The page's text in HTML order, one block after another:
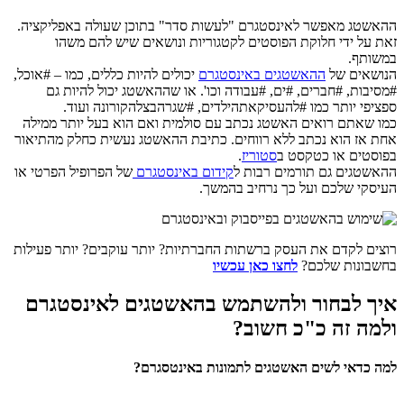
ההאשטג מאפשר לאינסטגרם "לעשות סדר" בתוכן שעולה באפליקציה.
זאת על ידי חלוקת הפוסטים לקטגוריות ונושאים שיש להם משהו
במשותף.
הנושאים של ההאשטגים באינסטגרם יכולים להיות כללים, כמו – #אוכל,
#מסיבות, #חברים, #ים, #עבודה וכו'. או שההאשטג יכול להיות גם
ספציפי יותר כמו #להעסיקאתהילדים, #שגרהבצלהקורונה ועוד.
כמו שאתם רואים האשטג נכתב עם סולמית ואם הוא בעל יותר ממילה
אחת אז הוא נכתב ללא רווחים. כתיבת ההאשטג נעשית כחלק מהתיאור
בפוסטים או כטקסט בסטוריז.
ההאשטגים גם תורמים רבות לקידום באינסטגרם של הפרופיל הפרטי או
העיסקי שלכם ועל כך נרחיב בהמשך.
רוצים לקדם את העסק ברשתות החברתיות? יותר עוקבים? יותר פעילות
בחשבונות שלכם? לחצו כאן עכשיו
איך לבחור ולהשתמש בהאשטגים לאינסטגרם
ולמה זה כ"כ חשוב?
למה כדאי לשים האשטגים לתמונות באינטסגרם?